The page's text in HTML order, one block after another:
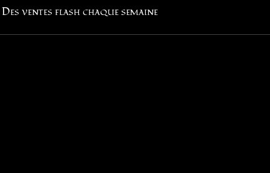
Des ventes flash chaque semaine